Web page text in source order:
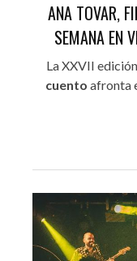
ANA TOVAR,
SEMANA EN
La XXVII
cuento afronta